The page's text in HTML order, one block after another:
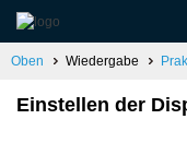
Oben Wiedergabe
Einstellen der